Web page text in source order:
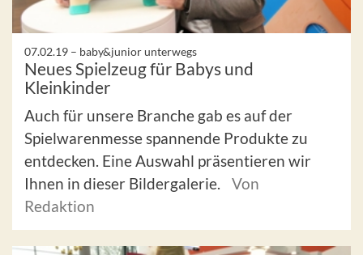
07.02.19 – baby&junior unterwegs
Neues Spielzeug für Babys und
Kleinkinder
Auch für unsere Branche gab es auf der
Spielwarenmesse spannende Produkte zu
entdecken. Eine Auswahl präsentieren wir
Ihnen in dieser Bildergalerie.
Von
Redaktion